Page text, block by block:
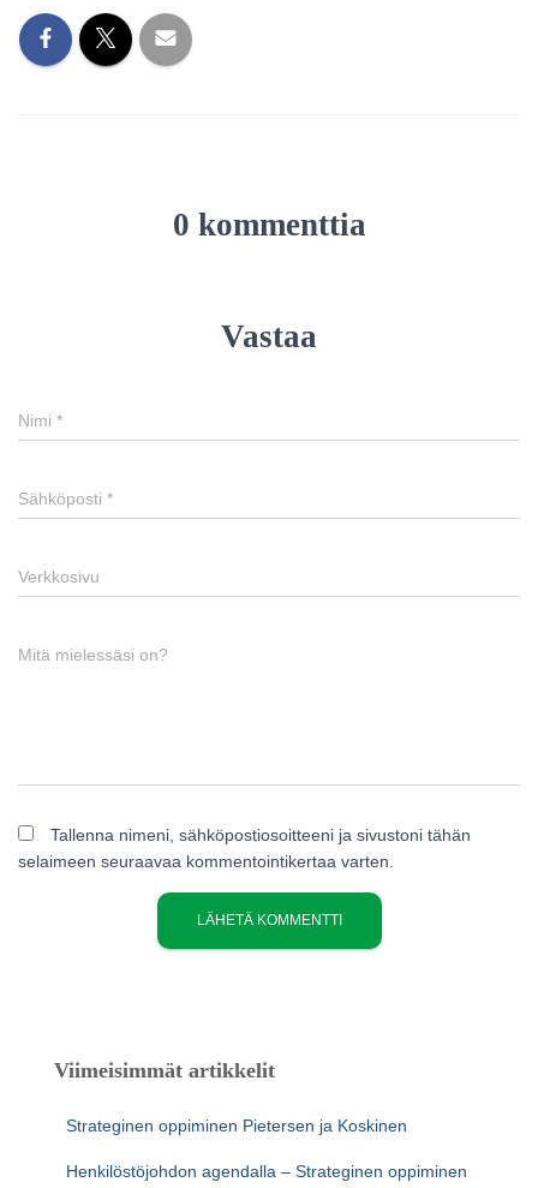
0 kommenttia
Vastaa
Nimi *
Sähköposti *
Verkkosivu
Mitä mielessäsi on?
Tallenna nimeni, sähköpostiosoitteeni ja sivustoni tähän
selaimeen seuraavaa kommentointikertaa varten.
Viimeisimmät artikkelit
Strateginen oppiminen Pietersen ja Koskinen
Henkilöstöjohdon agendalla – Strateginen oppiminen